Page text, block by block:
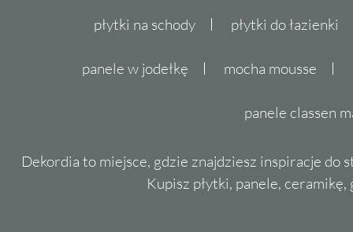
płytki na schody płytki do łazienki
panele w jodełkę mocha mousse
panele classen
Dekordia to miejsce, gdzie znajdziesz inspiracje do
Kupisz płytki, panele,